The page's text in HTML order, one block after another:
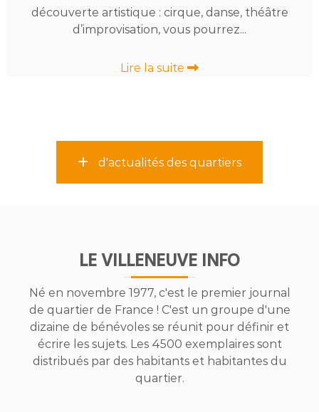
découverte artistique : cirque, danse, théâtre
d’improvisation, vous pourrez...
Lire la suite
d'actualités des quartiers
LE VILLENEUVE INFO
Né en novembre 1977, c'est le premier journal
de quartier de France ! C'est un groupe d'une
dizaine de bénévoles se réunit pour définir et
écrire les sujets. Les 4500 exemplaires sont
distribués par des habitants et habitantes du
quartier.